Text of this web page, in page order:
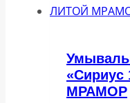
«Сириус
МРАМОР